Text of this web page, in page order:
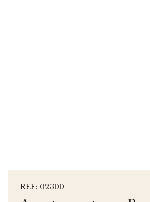
REF: 02300